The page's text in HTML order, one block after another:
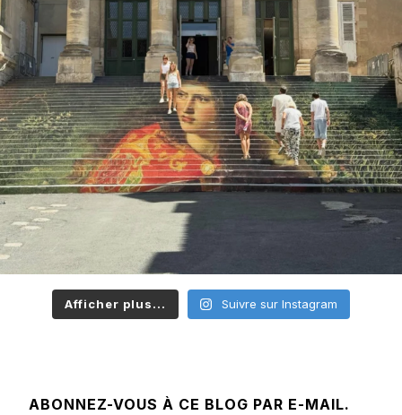
Afficher plus... Suivre sur Instagram
ABONNEZ-VOUS À CE BLOG PAR E-MAIL.